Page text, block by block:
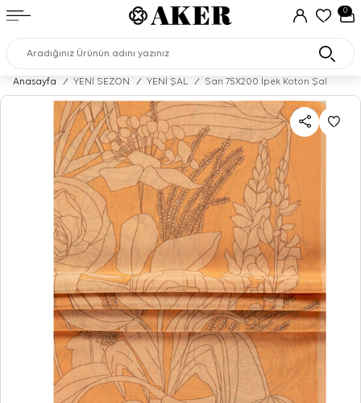
0
Anasayfa / YENİ SEZON / YENİ ŞAL / Sarı 75X200 İpek Koton Şal